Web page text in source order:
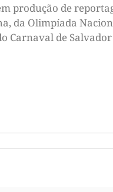
produção de
da Olimpíada
Carnaval de